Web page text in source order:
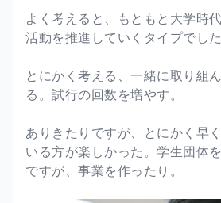
よく考えると、もともと大学時
活動を推進していくタイプでした
とにかく考える、一緒に取り組
る。試行の回数を増やす。
ありきたりですが、とにかく早
いる方が楽しかった。学生団体
ですが、事業を作ったり。